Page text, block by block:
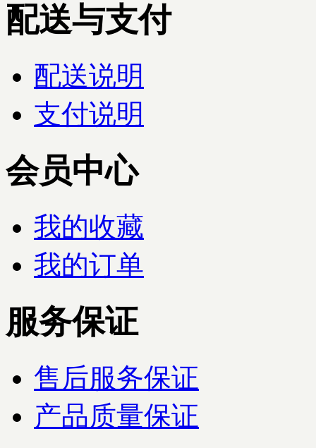
配送与支付
配送说明
支付说明
会员中心
我的收藏
我的订单
服务保证
售后服务保证
产品质量保证